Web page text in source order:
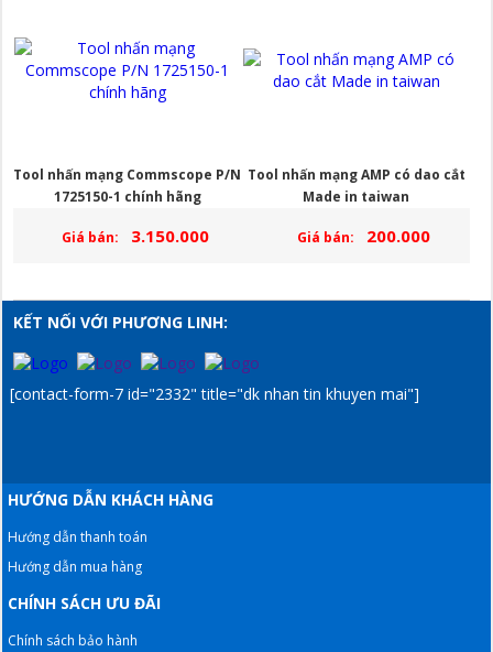
Tool nhấn mạng Commscope P/N
1725150-1 chính hãng
Giá bán: 3.150.000
Tool nhấn mạng AMP có dao cắt
Made in taiwan
Giá bán: 200.000
KẾT NỐI VỚI PHƯƠNG LINH:
[contact-form-7 id="2332" title="dk nhan tin khuyen mai"]
HƯỚNG DẪN KHÁCH HÀNG
Hướng dẫn thanh toán
Hướng dẫn mua hàng
CHÍNH SÁCH ƯU ĐÃI
Chính sách bảo hành